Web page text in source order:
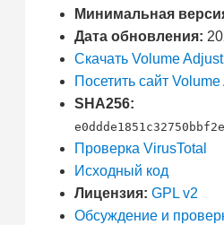
Минимальная
Дата обновления:
Скачать Volume
Посетить сайт
SHA256:
Проверка VirusTotal
Исходный код
Лицензия: GPL v2
Обсуждение и